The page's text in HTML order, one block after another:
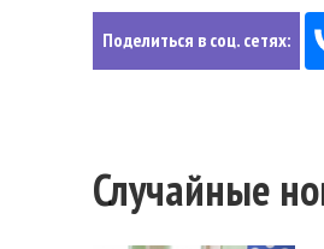
Поделиться в соц. сетях:
Случайные